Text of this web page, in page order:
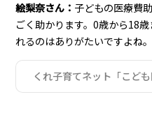
絵梨奈さん： 子どもの医療費
ごく助かります。0歳から18
れるのはありがたいですよね。
くれ子育てネット「こども